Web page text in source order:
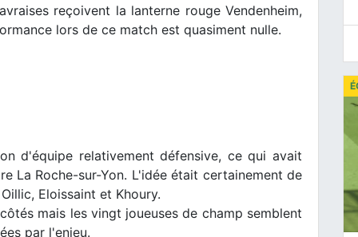
reçoivent la lanterne rouge Vendenheim,
lors de ce match est quasiment nulle.
d'équipe relativement défensive, ce qui avait
La Roche-sur-Yon. L'idée était certainement de
Eloissaint et Khoury.
mais les vingt joueuses de champ semblent
par l'enjeu.